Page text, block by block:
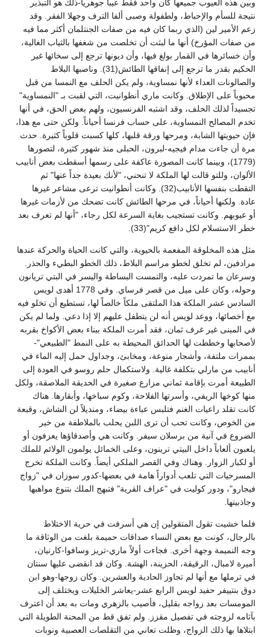
وبين هذه العيوب جميعها كان واحد فقط عيباً جوهرياً-ذلك هو التبذير
نتيجة للسأم والإحباط، ولطفولة وصبى ألفا الترف وجهلا الفقر. وقد
زعم الأمير لين (الذي ربما كان فيه من صفات الجنتلمان أكثر مما فيه
من صفات المؤرخ) أنها ما لبثت أن تخلصت من شغفها بالثياب الغالية،
وأن خسائرها في القمار بولغ فيها، وأن ديونها ترجع إلى سخائها غير
الحكيم بقدر ما ترجع إلى إنفاقها الطائش(31). وناصبها البلاط
والصالونات العداء لأنها نمساوية، ولم يكن الحلف مع النمسا من قبل
محبوباً على الإطلاق. وكانت ماري أنطوانيت، التي لقبت بـ "النمساوية"
تجسيداً لذلك الحلف، وقد اشتبه الفرنسيون، ولهم بعض الحق، في أنها
تخدم المصالح النمساوية، على حساب فرنسا أحياناً. ولكن حتى مع هذا،
فإن حيويتها الشابة، ومرحها ورقة قلبها، كلها كسبت قلوباً كثيرة. حدث
مرة أن جاءت مدام فيجيه-لبرون، الحبلى منذ شهور كثيرة، لتصورها
(1779)، وبينما كانت المصورة عاكفة على رسمها أسقطت بعض أنابيب
الألوان، وللتو قالت لها الملكة لا تنحني، "لأنك بعيدة جداً عنها" ثم
التقطت بنفسها الأنابيب(32). وكانت أنطوانيت ترعى مشاعر غيرها
عادة. ولكنها أحياناً، في مرحها الطائش كانت تضحك من لأزمات غيرها
أو عيوبهم. وكانت تستجيب بغاية السرعة لكل رجاء، "أنها لم تعرف بعد
خطر الاستسلام لكل دافع كريم"(33).
مثل هذه المخلوقة المفعمة بالحيوية، والتي كانت الحياة والحركة عندها
مرادفين، لم تخلق لخطو مراسم البلاط، ذلك الخطو البطيء والحذر.
وسرعان ما تمردت عليه، والتمست البساطة واليسر في البتي تريانون
وحوله، وكان على ميل من قصر فرساي. وفي 1778 أهدى لويس
السادس عشر الملكة هذا الملتقى ملكاً خالصاً لها، تستطيع أن تخلو فيه
مع أخصائها، ووعد لويس أنه لن يتطفل عليهم إلا إذا دعي. ولما لم يكن
في المبنى غير غرف ثمان، فقد أمرت الملكة ببناء بعض الأكواخ بقربه
لأصحابها وخططت لها الحدائق المحيطة به على النمط "الطبيعي"-
بممرات ملتفة، وأشجار منوعة، ومخابئ، وجداول حمل إليه الماء في
أنابيب من مارلي بتكلفة غالية. ولاستكمال حلم روسو في العودة إلى
الطبيعة أمرت بإقامة ثماني مزارع صغيرة في الحديقة الملاصقة، ولكل
منها كوخها الريفي، وأسرتها الفلاحة، وكوم سباخها، وأبقارها. هناك
كانت تقلد راعيات الغنم فتلبس عباءة بيضاء، ومنديلاً لن الشاش، وقبعة
من الخوص، وكانت تحب أن ترى اللبن يحلب بالملاطفة من خير
الضروع في آنية من برسلان سيفر. وكانت هي وأصدقاؤها يعزفون أو
يلعبون ألعاباً داخل البيتي ترينون، وعلى الخمائل يولمون الولائم للملك
أو لكبار الزوار. وهناك وفي القصر الملكي أيضاً. وكانت الملكة تخرج
المسرحيات التي تلعب أدواراً هامة في بعضها-كدور سوزان في "زواج
فيجارو"، ودور كوليت في "عراف القرية" فتبهج الملك بتنوع مواهبها
وجاذبيتها.
فلما خشيت تقول المتقولين إن هي أسرفت في حرية الاختلاط
بالرجال، كونت مع بعض النساء صداقات حميمة بلغت من الوثاقة ما
وجه النميمة وجهة أخرى. فجاءت أولاً ماري-تريز وسافوا-كارنيان،
أميرة لامبال، الرقيقة، الحزينة، الهشة. وكان قد انقضى عليها سنتان
في ترملها مع أنها لم تجاوز الحادية والعشرين. وكان زوجها-وهو ابن
دوق بنتييفر حفيد لويس الرابع عشر-يعاشر الخليلات ويختلف إلى
المومسات بعد زواجه بقليل، فأصيب بالزهري ومات به بعد أن اعترف
بآثامه لزوجته في تفصيل مقزز. ولم تفق قط من المحنة الطويلة التي
ابتلاها بها ذلك الزواج، وظلت تعاني من التقلصات العصبية ونوبات